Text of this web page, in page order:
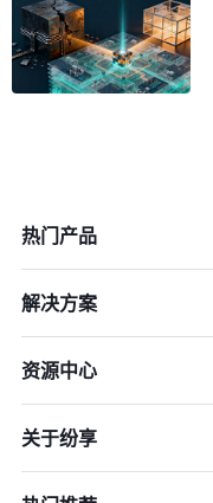
热门产品
解决方案
资源中心
关于纷享